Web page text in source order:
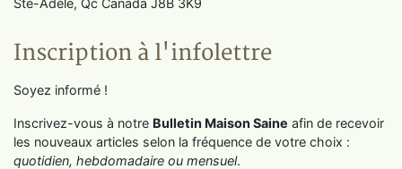
Inscription à l'infolettre
Soyez informé !
Inscrivez-vous à notre Bulletin Maison Saine afin de recevoir
les nouveaux articles selon la fréquence de votre choix :
quotidien, hebdomadaire ou mensuel.